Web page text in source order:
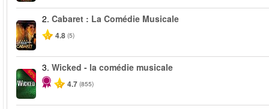
2. Cabaret : La Comédie Musicale
4.8 (5)
-50%
3. Wicked - la comédie musicale
4.7 (855)